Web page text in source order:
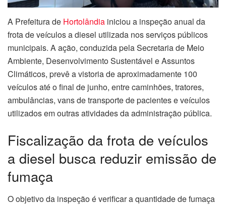
A Prefeitura de Hortolândia iniciou a inspeção anual da
frota de veículos a diesel utilizada nos serviços públicos
municipais. A ação, conduzida pela Secretaria de Meio
Ambiente, Desenvolvimento Sustentável e Assuntos
Climáticos, prevê a vistoria de aproximadamente 100
veículos até o final de junho, entre caminhões, tratores,
ambulâncias, vans de transporte de pacientes e veículos
utilizados em outras atividades da administração pública.
Fiscalização da frota de veículos
a diesel busca reduzir emissão de
fumaça
O objetivo da inspeção é verificar a quantidade de fumaça